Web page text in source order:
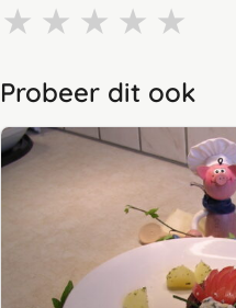
★ ★ ★ ★ ★
Probeer dit ook